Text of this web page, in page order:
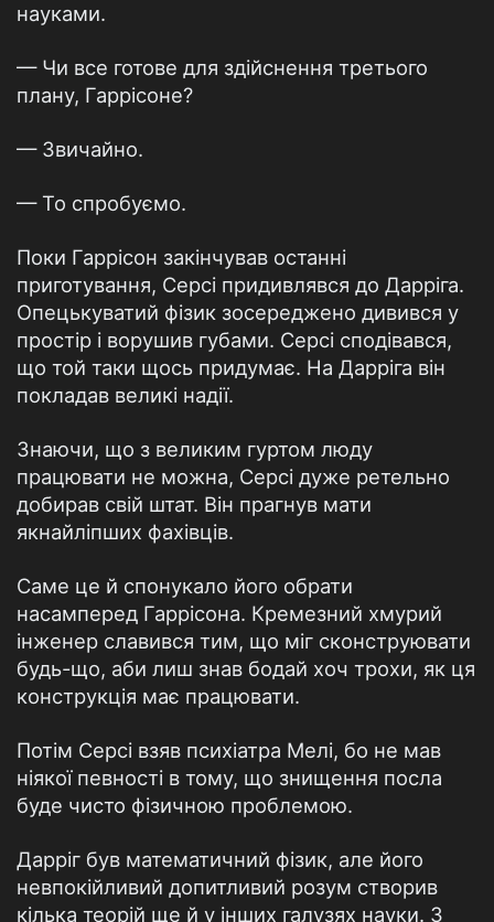
науками.
— Чи все готове для здійснення третього
плану, Гаррісоне?
— Звичайно.
— То спробуємо.
Поки Гаррісон закінчував останні
приготування, Серсі придивлявся до Дарріга.
Опецькуватий фізик зосереджено дивився у
простір і ворушив губами. Серсі сподівався,
що той таки щось придумає. На Дарріга він
покладав великі надії.
Знаючи, що з великим гуртом люду
працювати не можна, Серсі дуже ретельно
добирав свій штат. Він прагнув мати
якнайліпших фахівців.
Саме це й спонукало його обрати
насамперед Гаррісона. Кремезний хмурий
інженер славився тим, що міг сконструювати
будь-що, аби лиш знав бодай хоч трохи, як ця
конструкція має працювати.
Потім Серсі взяв психіатра Мелі, бо не мав
ніякої певності в тому, що знищення посла
буде чисто фізичною проблемою.
Дарріг був математичний фізик, але його
невпокійливий допитливий розум створив
кілька теорій ще й у інших галузях науки. З